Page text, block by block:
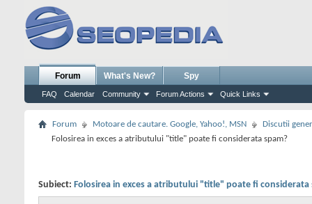
Forum
FAQ Calendar Community Forum Actions Quick Links
What's New? Spy
Forum Motoare de cautare. Google, Yahoo!, MSN
Discutii
Folosirea in exces a atributului "title" poate fi considerata spam?
Subiect: Folosirea in exces a atributului "title" poate fi considerata